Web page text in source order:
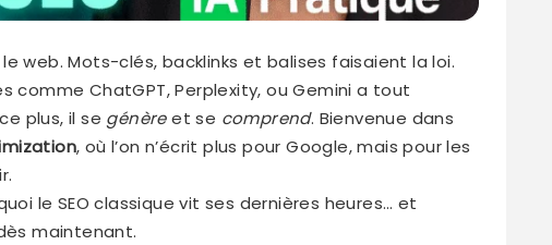
web. Mots-clés, backlinks et balises faisaient la loi.
comme ChatGPT, Perplexity, ou Gemini a tout
plus, il se génèreet se comprend. Bienvenue dans
, où l’on n’écrit plus pour Google, mais pour les
le SEO classique vit ses dernières heures… et
maintenant.